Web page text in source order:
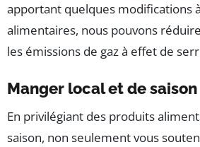
apportant quelques modifications
alimentaires, nous pouvons
les émissions de gaz à effet de
Manger local et de saison
En privilégiant des produits
saison, non seulement vous